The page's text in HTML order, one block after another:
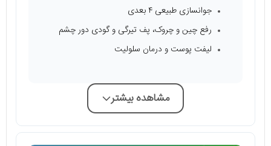
جوانسازی طبیعی ۴ بعدی
رفع چین و چروک، پف تیرگی و گودی دور چشم
لیفت پوست و درمان سلولیت
مشاهده بیشتر